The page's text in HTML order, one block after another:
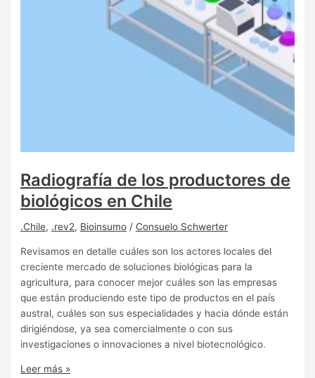
Radiografía de los productores de
biológicos en Chile
.Chile, .rev2, Bioinsumo / Consuelo Schwerter
Revisamos en detalle cuáles son los actores locales del
creciente mercado de soluciones biológicas para la
agricultura, para conocer mejor cuáles son las empresas
que están produciendo este tipo de productos en el país
austral, cuáles son sus especialidades y hacia dónde están
dirigiéndose, ya sea comercialmente o con sus
investigaciones o innovaciones a nivel biotecnológico.
Leer más »